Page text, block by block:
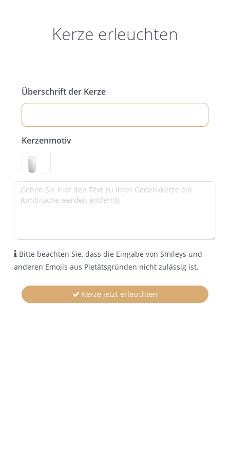
Kerze erleuchten
Überschrift der Kerze
Kerzenmotiv
Bitte beachten Sie, dass die Eingabe von Smileys und
anderen Emojis aus Pietätsgründen nicht zulässig ist.
Kerze jetzt erleuchten